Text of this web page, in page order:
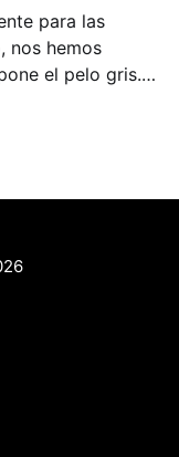
para las
nos hemos
el pelo gris.